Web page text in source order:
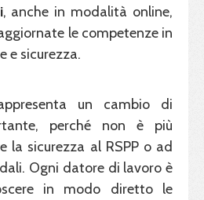
, anche in modalità online,
le competenze in
e sicurezza.
un cambio di
perché non è più
la sicurezza al RSPP o ad
Ogni datore di lavoro è
in modo diretto le